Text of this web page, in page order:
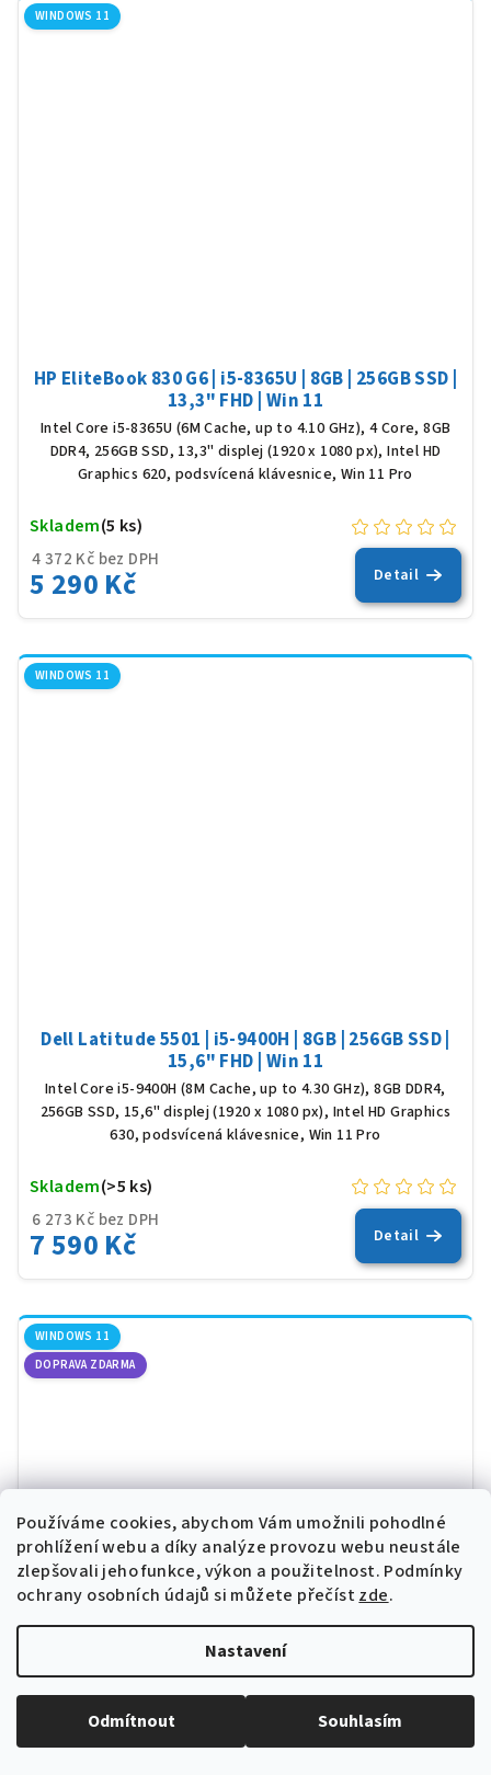
Používáme cookies, abychom Vám umožnili pohodlné
prohlížení webu a díky analýze provozu webu neustále
zlepšovali jeho funkce, výkon a použitelnost. Podmínky
ochrany osobních údajů si můžete přečíst zde.
Nastavení
Odmítnout Souhlasím
WINDOWS 11
HP EliteBook 830 G6 | i5-8365U | 8GB | 256GB SSD |
13,3" FHD | Win 11
Intel Core i5-8365U (6M Cache, up to 4.10 GHz), 4 Core, 8GB
DDR4, 256GB SSD, 13,3" displej (1920 x 1080 px), Intel HD
Graphics 620, podsvícená klávesnice, Win 11 Pro
4 372 Kč bez DPH
5 290 Kč
Skladem(5 ks)
Detail
WINDOWS 11
Dell Latitude 5501 | i5-9400H | 8GB | 256GB SSD |
15,6" FHD | Win 11
Intel Core i5-9400H (8M Cache, up to 4.30 GHz), 8GB DDR4,
256GB SSD, 15,6" displej (1920 x 1080 px), Intel HD Graphics
630, podsvícená klávesnice, Win 11 Pro
6 273 Kč bez DPH
7 590 Kč
Skladem(>5 ks)
Detail
WINDOWS 11
DOPRAVA ZDARMA
Dell Latitude 5520 | i5-1135G7 | 16GB | 500GB SSD |
15,6" FHD | Win 11
Intel Core i5-1135G7 (8M Cache, up to 4.20 GHz), 16GB DDR4,